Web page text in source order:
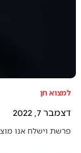
למצוא חן
דצמבר 7, 2022
פרשת וישלח אנו